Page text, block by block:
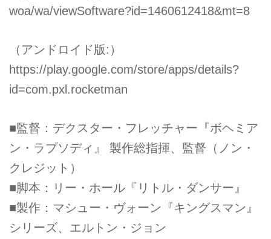
woa/wa/viewSoftware?id=1460612418&mt=8
（アンドロイド版:）
https://play.google.com/store/apps/details?
id=com.pxl.rocketman
■監督：デクスター・フレッチャー『ボヘミア
ン・ラプソディ』 製作総指揮、監督（ノン・
クレジット）
■脚本：リー・ホール『リトル・ダンサー』
■製作：マシュー・ヴォーン『キングスマン』
シリーズ、エルトン・ジョン